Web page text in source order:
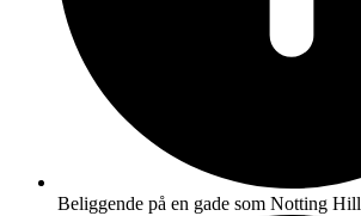
Beliggende på en gade som Notting Hill